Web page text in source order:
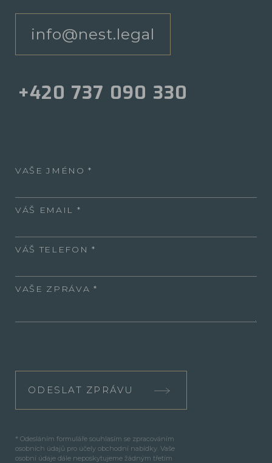
info@nest.legal
+420 737 090 330
VAŠE JMÉNO
VÁŠ EMAIL
VÁŠ TELEFON
VAŠE ZPRÁVA
ODESLAT ZPRÁVU
* Odesláním formuláře souhlasím se zpracováním
osobních údajů pro účely obchodní nabídky. Vaše
osobní údaje dále neposkytujeme žádným třetím